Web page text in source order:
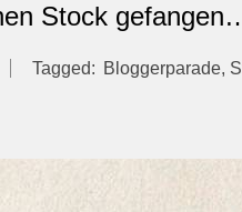
Stock
Tagged: Bloggerparade,